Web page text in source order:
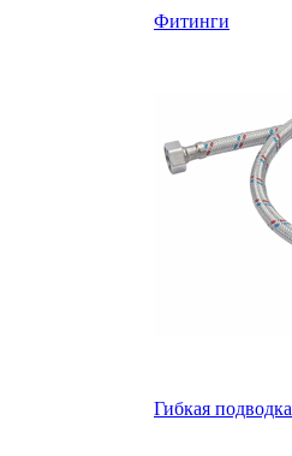
Фитинги
Гибкая подводка